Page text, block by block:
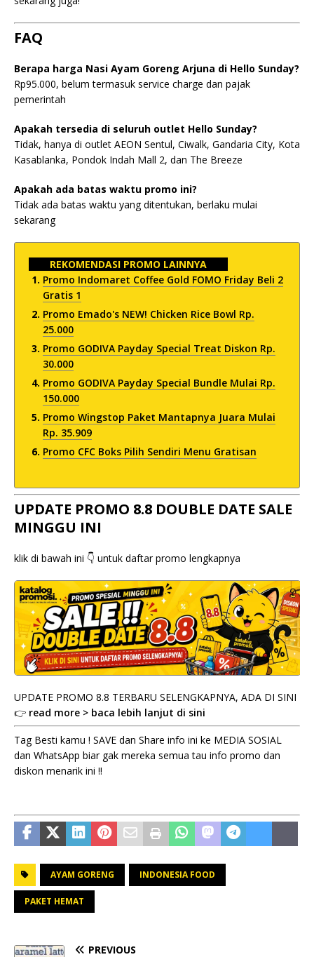
FAQ
Berapa harga Nasi Ayam Goreng Arjuna di Hello Sunday?
Rp95.000, belum termasuk service charge dan pajak
pemerintah
Apakah tersedia di seluruh outlet Hello Sunday?
Tidak, hanya di outlet AEON Sentul, Ciwalk, Gandaria City, Kota
Kasablanka, Pondok Indah Mall 2, dan The Breeze
Apakah ada batas waktu promo ini?
Tidak ada batas waktu yang ditentukan, berlaku mulai
sekarang
REKOMENDASI PROMO LAINNYA
Promo Indomaret Coffee Gold FOMO Friday Beli 2
Gratis 1
Promo Emado's NEW! Chicken Rice Bowl Rp.
25.000
Promo GODIVA Payday Special Treat Diskon Rp.
30.000
Promo GODIVA Payday Special Bundle Mulai Rp.
150.000
Promo Wingstop Paket Mantapnya Juara Mulai
Rp. 35.909
Promo CFC Boks Pilih Sendiri Menu Gratisan
UPDATE PROMO 8.8 DOUBLE DATE SALE
MINGGU INI
klik di bawah ini 👇 untuk daftar promo lengkapnya
UPDATE PROMO 8.8 TERBARU SELENGKAPNYA, ADA DI SINI
👉 read more > baca lebih lanjut di sini
Tag Besti kamu ! SAVE dan Share info ini ke MEDIA SOSIAL
dan WhatsApp biar gak mereka semua tau info promo dan
diskon menarik ini !!
AYAM GORENG INDONESIA FOOD
PAKET HEMAT
PREVIOUS